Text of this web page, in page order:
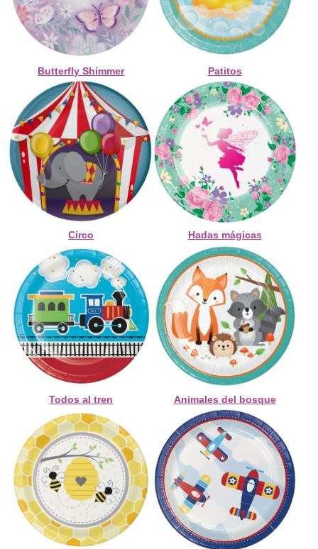
Butterfly Shimmer Patitos
Circo Hadas mágicas
Todos al tren Animales del bosque